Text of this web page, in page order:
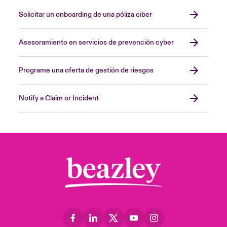
Solicitar un onboarding de una póliza ciber
Asesoramiento en servicios de prevención cyber
Programe una oferta de gestión de riesgos
Notify a Claim or Incident